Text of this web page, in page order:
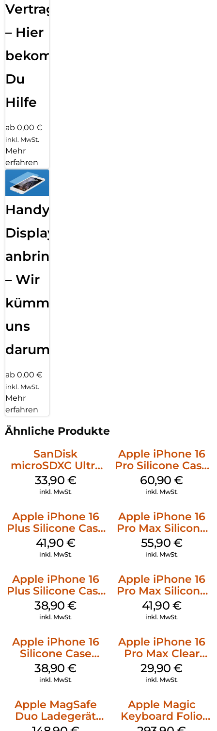
Vertragsabwicklung
– Hier
bekommst
Du
Hilfe
ab 0,00 €
inkl. MwSt.
Mehr
erfahren
Handy
Displayfolie
anbringen
– Wir
kümmern
uns
darum!
ab 0,00 €
inkl. MwSt.
Mehr
erfahren
Ähnliche Produkte
SanDisk
microSDXC Ultra
128 GB + Adapter
Mobile
33,90 €
inkl. MwSt.
Apple iPhone 16
Pro Silicone Case
MagSafe Stone
Gray
60,90€
inkl. MwSt.
Apple iPhone 16
Plus Silicone Case
MagSafe Stone
Gray
41,90 €
inkl. MwSt.
Apple iPhone 16
Pro Max Silicone
Case MagSafe
Stone Gray
55,90 €
inkl. MwSt.
Apple iPhone 16
Plus Silicone Case
MagSafe Denim
38,90€
inkl. MwSt.
Apple iPhone 16
Pro Max Silicone
Case MagSafe
Ultramarine
41,90 €
inkl. MwSt.
Apple iPhone 16
Silicone Case
MagSafe
Ultramarine
38,90€
inkl. MwSt.
Apple iPhone 16
Pro Max Clear
Case MagSafe
Transparent
29,90€
inkl. MwSt.
Apple MagSafe
Duo Ladegerät
Weiß
Apple Magic
Keyboard Folio
iPad 10.9″ (10.Gen.)